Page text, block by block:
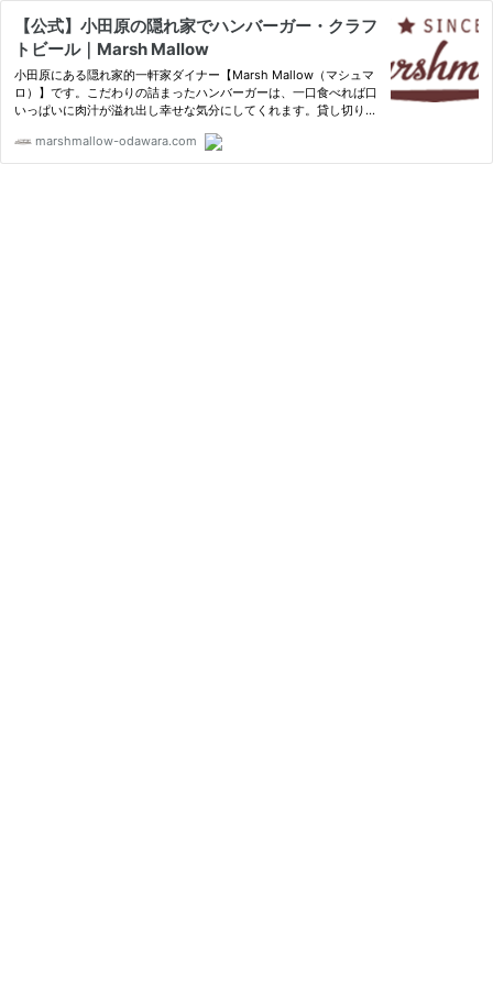
【公式】小田原の隠れ家でハンバーガー・クラフ
トビール｜Marsh Mallow
小田原にある隠れ家的一軒家ダイナー【Marsh Mallow（マシュマ
ロ）】です。こだわりの詰まったハンバーガーは、一口食べれば口
いっぱいに肉汁が溢れ出し幸せな気分にしてくれます。貸し切りも
ます。marshmallow-odawara.com